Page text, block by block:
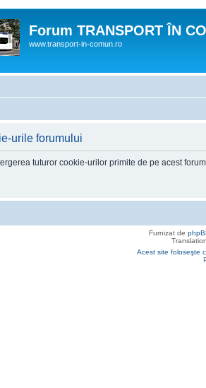
Forum TRANSPORT ÎN
www.transport-in-comun.ro
urile forumului
tuturor cookie-urilor primite de pe acest
Furnizat de
Acest site foloseşte